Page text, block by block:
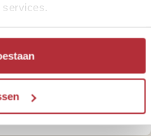
services.
reis met